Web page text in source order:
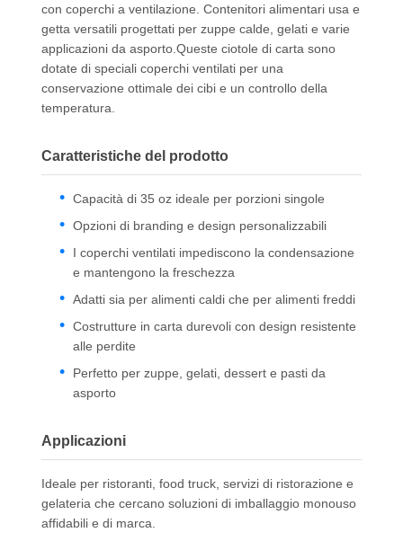
Casa. Prodotti Chi Siamo
Visita Alla
con coperchi a ventilazione. Contenitori alimentari usa e
getta versatili progettati per zuppe calde, gelati e varie
applicazioni da asporto.Queste ciotole di carta sono
dotate di speciali coperchi ventilati per una
conservazione ottimale dei cibi e un controllo della
temperatura.
Caratteristiche del prodotto
Capacità di 35 oz ideale per porzioni singole
Opzioni di branding e design personalizzabili
I coperchi ventilati impediscono la condensazione
e mantengono la freschezza
Adatti sia per alimenti caldi che per alimenti freddi
Costrutture in carta durevoli con design resistente
alle perdite
Perfetto per zuppe, gelati, dessert e pasti da
asporto
Applicazioni
Ideale per ristoranti, food truck, servizi di ristorazione e
gelateria che cercano soluzioni di imballaggio monouso
affidabili e di marca.